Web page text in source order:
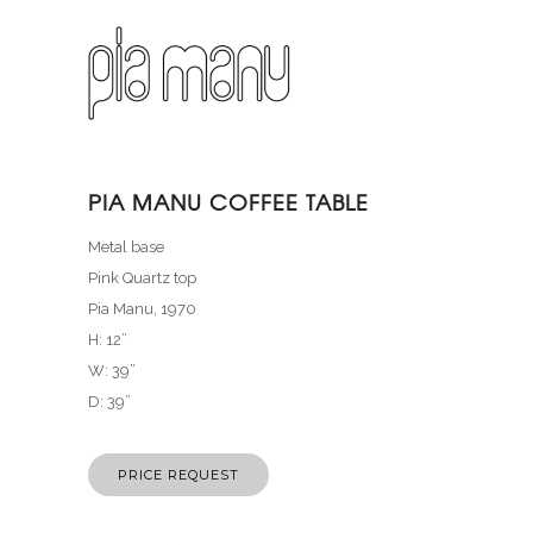
PIA MANU COFFEE TABLE
Metal base
Pink Quartz top
Pia Manu, 1970
H: 12”
W: 39”
D: 39”
PRICE REQUEST